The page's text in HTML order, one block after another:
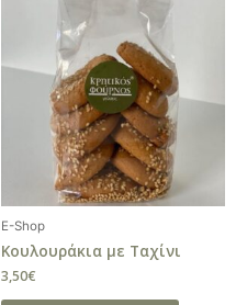
E-Shop
Κουλουράκια με Ταχίνι
3,50€